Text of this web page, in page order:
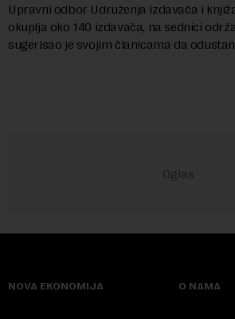
Upravni odbor Udruženja izdavača i
okuplja oko 140 izdavača, na sednici
sugerisao je svojim članicama da
NOVA EKONOMIJA O NAMA